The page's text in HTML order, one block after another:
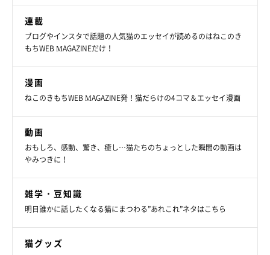
連載
ブログやインスタで話題の人気猫のエッセイが読めるのはねこのき
もちWEB MAGAZINEだけ！
漫画
ねこのきもちWEB MAGAZINE発！猫だらけの4コマ＆エッセイ漫画
動画
おもしろ、感動、驚き、癒し…猫たちのちょっとした瞬間の動画は
やみつきに！
雑学・豆知識
明日誰かに話したくなる猫にまつわる”あれこれ”ネタはこちら
猫グッズ